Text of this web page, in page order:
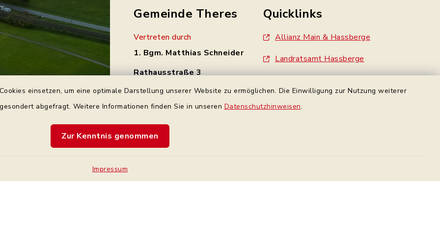
einsetzen, um eine optimale Darstellung unserer Website zu ermöglichen. Die Einwilligung zur Nutzung weiterer
abgefragt. Weitere Informationen finden Sie in unseren Datenschutzhinweisen.
Zur Kenntnis genommen
Impressum
Gemeinde Theres
Vertreten durch
1. Bgm. Matthias Schneider
Rathausstraße 3
Tel.: 0 95 21 / 92 34 - 0
Quicklinks
Allianz Main & Hassberge
Landratsamt Hassberge
Gemeinde Wonfurt